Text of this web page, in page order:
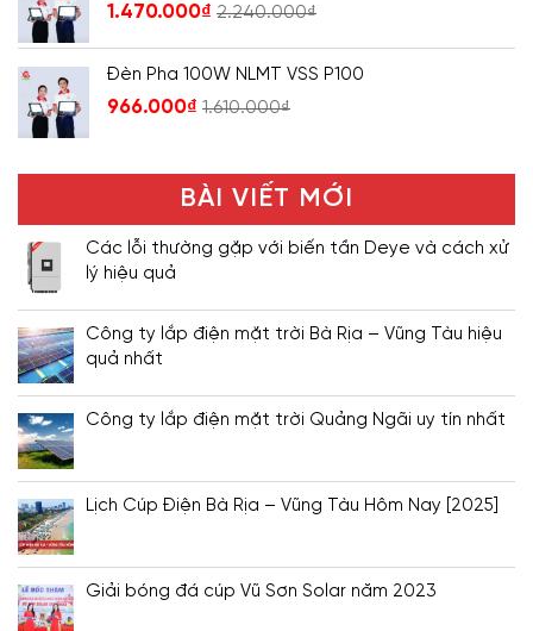
1.470.000₫ 2.240.000₫
Đèn Pha 100W NLMT VSS P100
966.000₫ 1.610.000₫
BÀI VIẾT MỚI
Các lỗi thường gặp với biến tần Deye và cách xử
lý hiệu quả
Công ty lắp điện mặt trời Bà Rịa – Vũng Tàu hiệu
quả nhất
Công ty lắp điện mặt trời Quảng Ngãi uy tín nhất
Lịch Cúp Điện Bà Rịa – Vũng Tàu Hôm Nay [2025]
Giải bóng đá cúp Vũ Sơn Solar năm 2023